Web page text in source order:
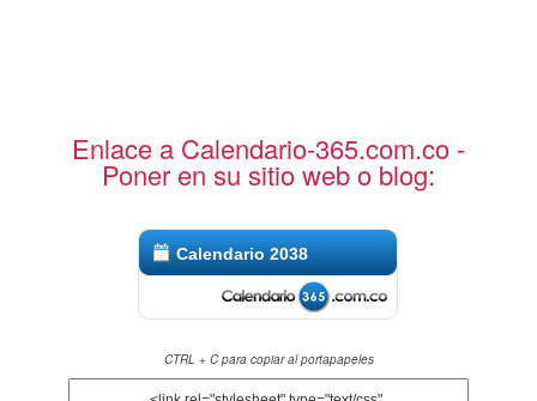
Enlace a Calendario-365.com.co -
Poner en su sitio web o blog:
Calendario 2038
CTRL + C para copiar al portapapeles